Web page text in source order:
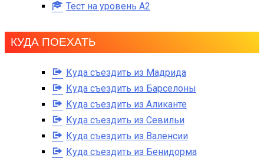
Тест на уровень A2
КУДА ПОЕХАТЬ
Куда съездить из Мадрида
Куда съездить из Барселоны
Куда съездить из Аликанте
Куда съездить из Севильи
Куда съездить из Валенсии
Куда съездить из Бенидорма